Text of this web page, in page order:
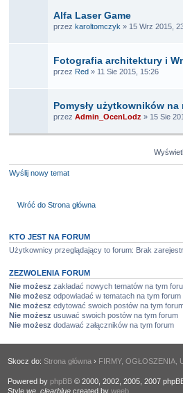
Alfa Laser Game
przez karoltomczyk » 15 Wrz 2015,
Fotografia architektury i
przez Red » 11 Sie 2015, 15:26
Pomysły użytkowników
przez Admin_OcenLodz » 15 Sie
Wyślij nowy temat
Wróć do Strona główna
KTO JEST NA FORUM
Użytkownicy przeglądający to forum: Brak
ZEZWOLENIA FORUM
Nie możesz zakładać nowych tematów na tym
Nie możesz odpowiadać w tematach na tym forum
Nie możesz edytować swoich postów na tym
Nie możesz usuwać swoich postów na tym forum
Nie możesz dodawać załączników na tym forum
Skocz do: Strona główna › FIRMY, OGŁOSZENIA,
Powered by phpBB© 2000, 2002, 2005, 2007
Style we_clearbluecreated by weeb.